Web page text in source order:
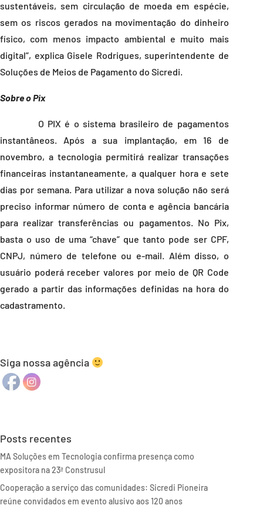
sustentáveis, sem circulação de moeda em espécie,
sem os riscos gerados na movimentação do dinheiro
físico, com menos impacto ambiental e muito mais
digital”, explica Gisele Rodrigues, superintendente de
Soluções de Meios de Pagamento do Sicredi.
Sobre oPix
O PIX é o sistema brasileiro de pagamentos
instantâneos. Após a sua implantação, em 16 de
novembro, a tecnologia permitirá realizar transações
financeiras instantaneamente, a qualquer hora e sete
dias por semana. Para utilizar a nova solução não será
preciso informar número de conta e agência bancária
para realizar transferências ou pagamentos. No Pix,
basta o uso de uma “chave” que tanto pode ser CPF,
CNPJ, número de telefone ou e-mail. Além disso, o
usuário poderá receber valores por meio de QR Code
gerado a partir das informações definidas na hora do
cadastramento.
Siga nossa agência
Posts recentes
MA Soluções em Tecnologia confirma presença como
expositora na 23ª Construsul
Cooperação a serviço das comunidades: Sicredi Pioneira
reúne convidados em evento alusivo aos 120 anos